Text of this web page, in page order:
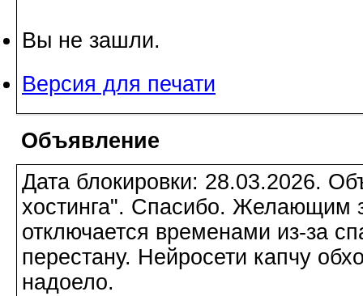
Вы не зашли.
Версия для печати
Объявление
Дата блокировки: 28.03.2026.
хостинга". Спасибо. Желающим
отключается временами из-за
перестану. Нейросети капчу
надоело.